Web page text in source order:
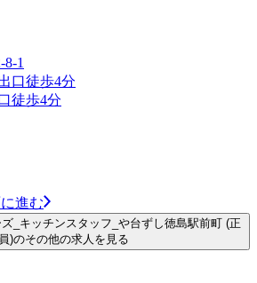
1
口徒歩4分
徒歩4分
進む
_キッチンスタッフ_や台ずし徳島駅前町 (正
)のその他の求人を見る